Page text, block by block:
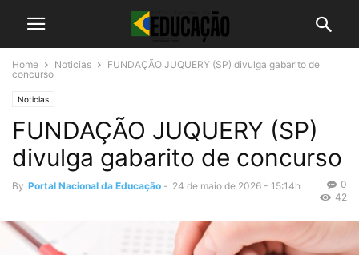
Home Noticias
FUNDAÇÃO JUQUERY (SP) divulga gabarito de
concurso
Noticias
FUNDAÇÃO JUQUERY (SP)
divulga gabarito de concurso
By Portal Nacional da Educação - 24 de maio de 2026 - 15:14h
0
42